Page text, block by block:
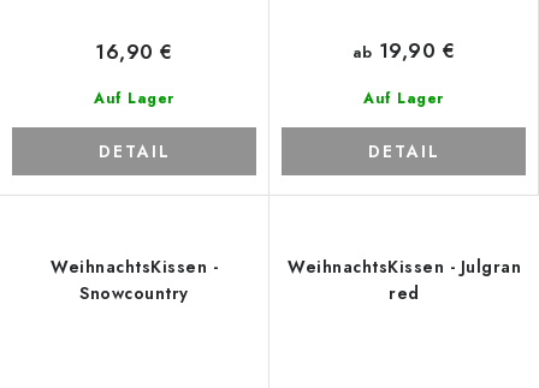
Auf Lager
16,90 €
DETAIL
Auf Lager
ab 19,90 €
DETAIL
WeihnachtsKissen -
Snowcountry
WeihnachtsKissen - Julgran
red